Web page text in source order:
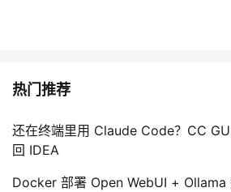
热门推荐
还在终端里用 Claude Code？CC
回 IDEA
Docker 部署 Open WebUI +